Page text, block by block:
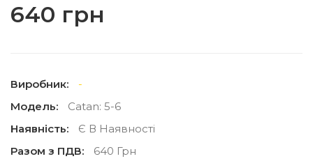
640 грн
Виробник:
-
Модель:
Catan: 5-6
Наявність:
Є В Наявності
Разом з ПДВ:
640 Грн